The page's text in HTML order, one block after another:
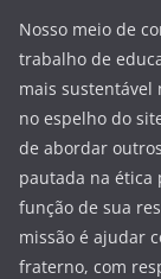
Nosso meio de
trabalho de
mais sustentável
no espelho do
de abordar
pautada na ética
função de sua
missão é ajudar
fraterno, com